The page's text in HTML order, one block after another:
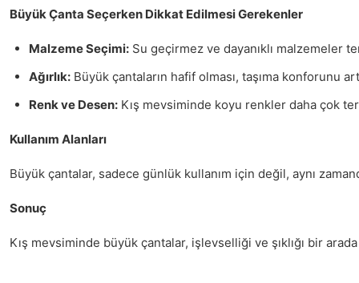
Büyük Çanta Seçerken Dikkat Edilmesi Gerekenler
Malzeme Seçimi: Su geçirmez ve dayanıklı malzemeler
Ağırlık: Büyük çantaların hafif olması, taşıma konforunu
Renk ve Desen: Kış mevsiminde koyu renkler daha çok
Kullanım Alanları
Büyük çantalar, sadece günlük kullanım için değil, aynı
Sonuç
Kış mevsiminde büyük çantalar, işlevselliği ve şıklığı bir